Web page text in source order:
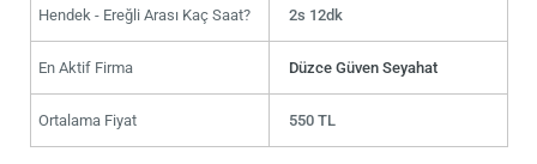
Hendek - Ereğli Arası Kaç Saat? 2s 12dk
En Aktif Firma Düzce Güven Seyahat
Ortalama Fiyat 550 TL